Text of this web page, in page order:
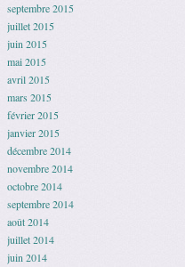
septembre 2015
juillet 2015
juin 2015
mai 2015
avril 2015
mars 2015
février 2015
janvier 2015
décembre 2014
novembre 2014
octobre 2014
septembre 2014
août 2014
juillet 2014
juin 2014